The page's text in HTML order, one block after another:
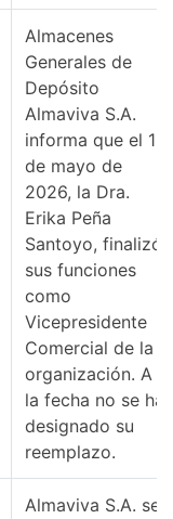
Almacenes
Generales de
Depósito
Almaviva S.A.
informa que el 13
de mayo de
2026, la Dra.
Erika Peña
Santoyo, finalizó
sus funciones
como
Vicepresidente
Comercial de la
organización. A
la fecha no se ha
designado su
reemplazo.
Almaviva S.A. se